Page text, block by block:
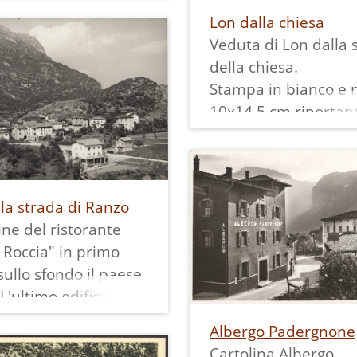
a mano:
m. 386 (Trentino)"
"Foto CINE N.
Lon dalla chiesa
Veduta di Lon dalla
della chiesa.
Stampa in bianco e
10x14,5 cm
retro scritto a mano
Vezzano m. 600
Panorama" ed il
"Foto CINE N. 9330
TRENTO"
strada di Ranzo
del ristorante
in primo
sfondo il paese
edificio
era la scuola di
nel 1958 e
Albergo Padergnone